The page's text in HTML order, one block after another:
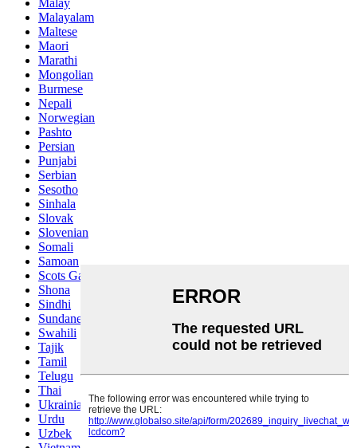
Malayalam
Maltese
Maori
Marathi
Mongolian
Burmese
Nepali
Norwegian
Pashto
Persian
Punjabi
Serbian
Sesotho
Sinhala
Slovak
Slovenian
Somali
Samoan
Scots Gaelic
Shona
Sindhi
Sundanese
Swahili
Tajik
Tamil
Telugu
Thai
Ukrainian
Urdu
Uzbek